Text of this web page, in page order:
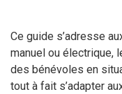
Ce guide s’adresse
manuel ou électrique,
des bénévoles en
tout à fait s’adapter